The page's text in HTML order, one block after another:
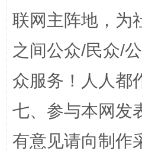
一颗心始终滚烫
联网主阵地，为
之间公众/民众/
众服务！人人都
七、参与本网发
有意见请向制作